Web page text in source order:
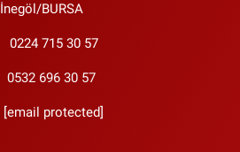
İnegöl/BURSA
0224 715 30 57
0532 696 30 57
[email protected]